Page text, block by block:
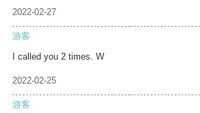
2022-02-27
游客
I called you 2 times. W
2022-02-25
游客